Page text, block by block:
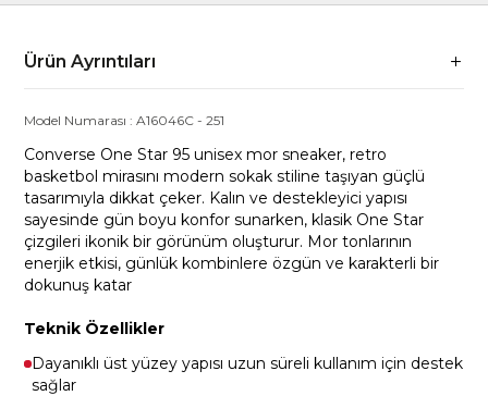
Ürün Ayrıntıları
Model Numarası :A16046C -251
Converse One Star 95 unisex mor sneaker, retro
basketbol mirasını modern sokak stiline taşıyan güçlü
tasarımıyla dikkat çeker. Kalın ve destekleyici yapısı
sayesinde gün boyu konfor sunarken, klasik One Star
çizgileri ikonik bir görünüm oluşturur. Mor tonlarının
enerjik etkisi, günlük kombinlere özgün ve karakterli bir
dokunuş katar
Teknik Özellikler
Dayanıklı üst yüzey yapısı uzun süreli kullanım için destek
sağlar